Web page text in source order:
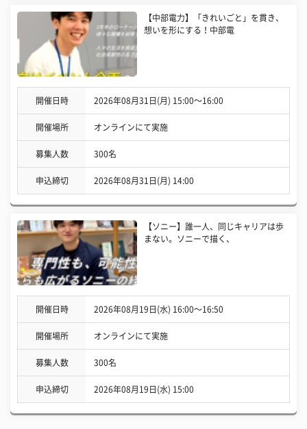
【中部電力】「きれいごと」を貫き、
想いを形にする！中部電
開催日時 2026年08月31日(月) 15:00〜16:00
開催場所 オンラインにて実施
募集人数 300名
申込締切 2026年08月31日(月) 14:00
【ソニー】誰一人、同じキャリアは歩
まない。ソニーで描く、
開催日時 2026年08月19日(水) 16:00〜16:50
開催場所 オンラインにて実施
募集人数 300名
申込締切 2026年08月19日(水) 15:00